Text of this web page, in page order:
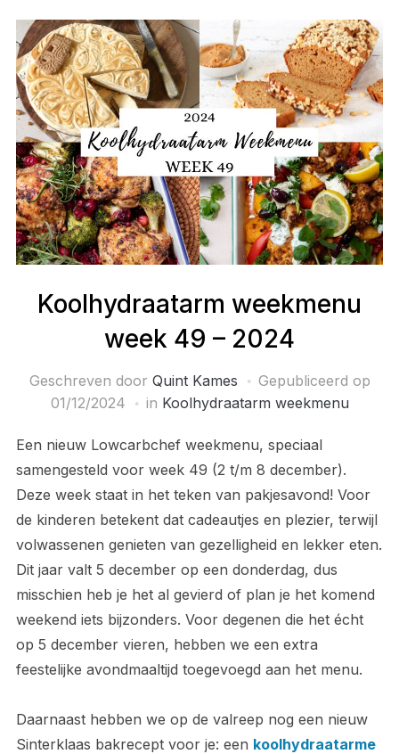
Koolhydraatarm weekmenu
week 49 – 2024
Geschreven door Quint Kames
Gepubliceerd op
01/12/2024
in Koolhydraatarm weekmenu
Een nieuw Lowcarbchef weekmenu, speciaal
samengesteld voor week 49 (2 t/m 8 december).
Deze week staat in het teken van pakjesavond! Voor
de kinderen betekent dat cadeautjes en plezier, terwijl
volwassenen genieten van gezelligheid en lekker eten.
Dit jaar valt 5 december op een donderdag, dus
misschien heb je het al gevierd of plan je het komend
weekend iets bijzonders. Voor degenen die het écht
op 5 december vieren, hebben we een extra
feestelijke avondmaaltijd toegevoegd aan het menu.
Daarnaast hebben we op de valreep nog een nieuw
Sinterklaas bakrecept voor je: een koolhydraatarme